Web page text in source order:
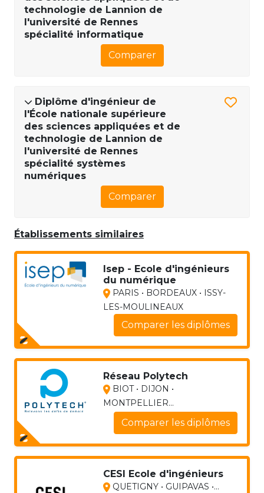
technologie de Lannion de
l'université de Rennes
spécialité informatique
Comparer
Diplôme d'ingénieur de
l'École nationale supérieure
des sciences appliquées et de
technologie de Lannion de
l'université de Rennes
spécialité systèmes
numériques
Comparer
Établissements similaires
Isep - Ecole d'ingénieurs
du numérique
PARIS • BORDEAUX • ISSY-
LES-MOULINEAUX
Comparer les diplômes
Réseau Polytech
BIOT • DIJON •
MONTPELLIER...
Comparer les diplômes
CESI Ecole d'ingénieurs
QUETIGNY • GUIPAVAS •...